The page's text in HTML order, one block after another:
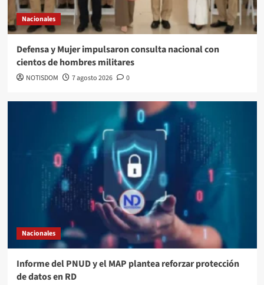
Nacionales
Defensa y Mujer impulsaron consulta nacional con
cientos de hombres militares
NOTISDOM 7 agosto 2026 0
Nacionales
Informe del PNUD y el MAP plantea reforzar protección
de datos en RD